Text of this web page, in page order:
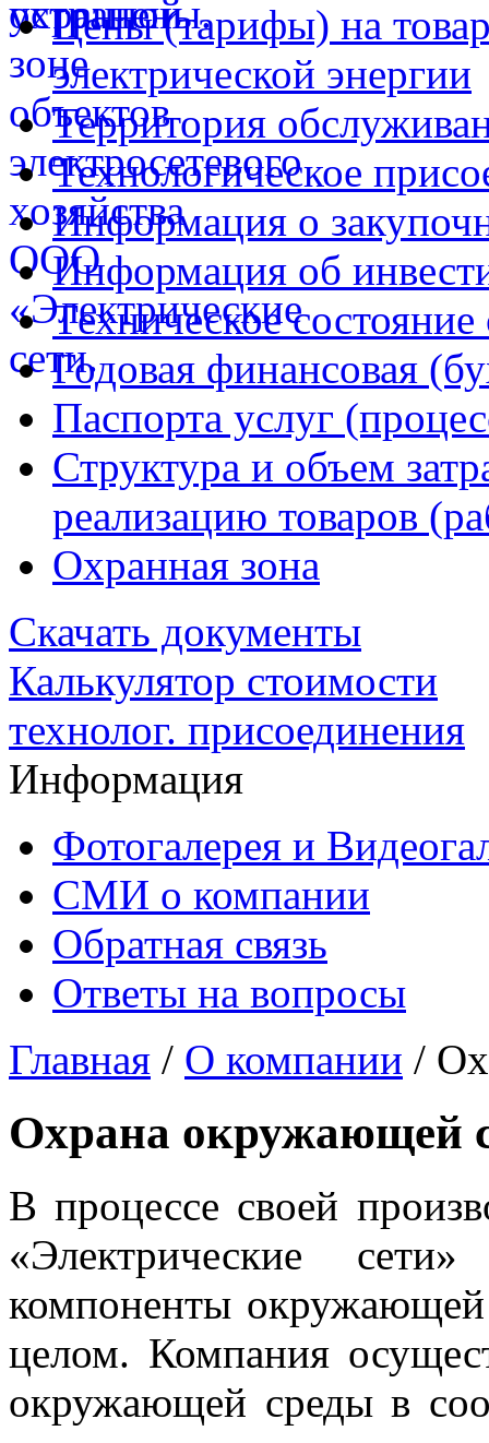
Цены (тарифы) на
электрической энергии
Территория
Технологическое
Информация о
Информация об
Техническое состояние
Годовая финансовая
Паспорта услуг
Структура и объем
реализацию товаров
Охранная зона
Скачать документы
Калькулятор стоимости
технолог. присоединения
Информация
Фотогалерея и
СМИ о компании
Обратная связь
Ответы на вопросы
Главная / О компании /
Охрана окружающей
В процессе своей
«Электрические
компоненты
целом. Компания
окружающей среды в